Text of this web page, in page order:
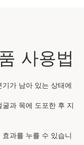
사용법
가 남아 있는 상태에
과 목에 도포한 후 지
과를 누를 수 있습니